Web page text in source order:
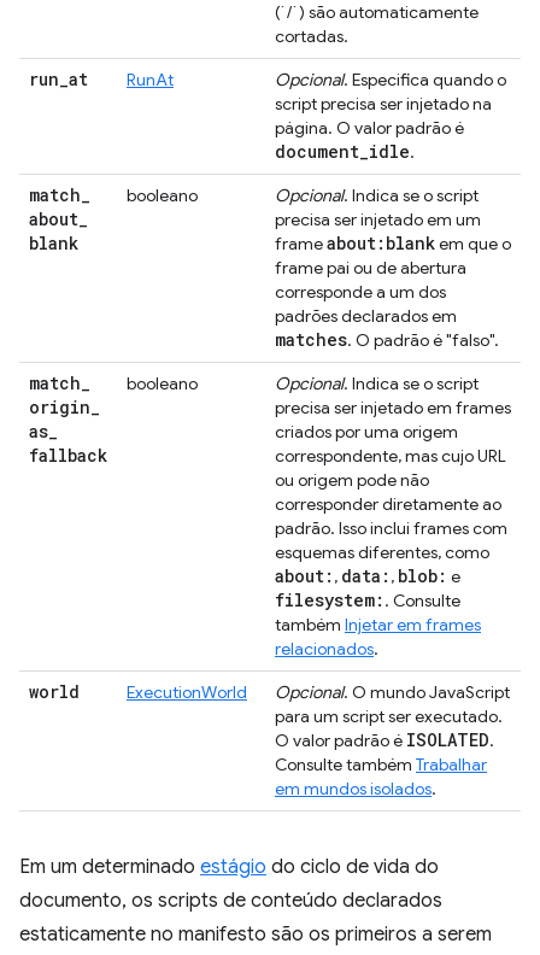
(`/`) são automaticamente
cortadas.
run_at RunAt Opcional. Especifica quando o
script precisa ser injetado na
página. O valor padrão é
document_idle.
match_
about_
blank
booleano Opcional. Indica se o script
precisa ser injetado em um
frameabout:blankem que o
frame pai ou de abertura
corresponde a um dos
padrões declarados em
matches. O padrão é "falso".
match_
origin_
as_
fallback
booleano Opcional. Indica se o script
precisa ser injetado em frames
criados por uma origem
correspondente, mas cujo URL
ou origem pode não
corresponder diretamente ao
padrão. Isso inclui frames com
esquemas diferentes, como
about: , data: , blob: e
filesystem: . Consulte
também Injetar em frames
relacionados.
world ExecutionWorld Opcional. O mundo JavaScript
para um script ser executado.
O valor padrão é ISOLATED.
Consulte também Trabalhar
em mundos isolados.
Em um determinado estágio do ciclo de vida do
documento, os scripts de conteúdo declarados
estaticamente no manifesto são os primeiros a serem